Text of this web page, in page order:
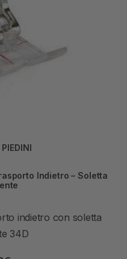
PIEDINI
Indietro – Soletta
indietro con soletta
34D